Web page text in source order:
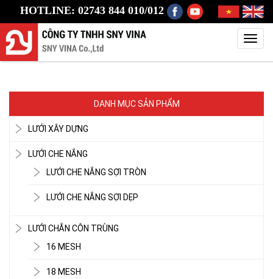
HOTLINE: 02743 844 010/012
DANH MỤC SẢN PHẨM
LƯỚI XÂY DỰNG
LƯỚI CHE NẮNG
LƯỚI CHE NẮNG SỢI TRÒN
LƯỚI CHE NẮNG SỢI DẸP
LƯỚI CHẮN CÔN TRÙNG
16 MESH
18 MESH
LƯỚI CHE NẮNG